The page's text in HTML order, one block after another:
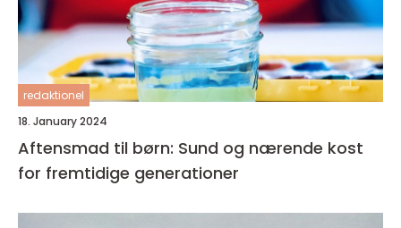
redaktionel
18. January 2024
Aftensmad til børn: Sund og nærende kost
for fremtidige generationer